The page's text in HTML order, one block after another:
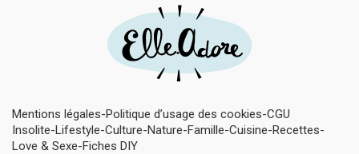
Mentions légales Politique d’usage des cookies CGU
Insolite Lifestyle Culture Nature Famille Cuisine Recettes
Love & Sexe Fiches DIY